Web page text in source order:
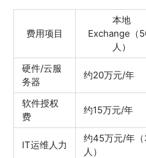
费用项目
本地
Exchange（
人）
硬件/云服
务器
约20万元/年
软件授权
费
约15万元/年
IT运维人力
约45万元/年
人）